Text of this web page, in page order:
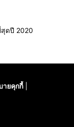
สุดปี 2020
ายคุกกี้